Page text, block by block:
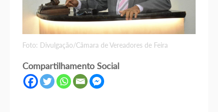
Foto: Divulgação/Câmara de Vereadores de Feira
Compartilhamento Social